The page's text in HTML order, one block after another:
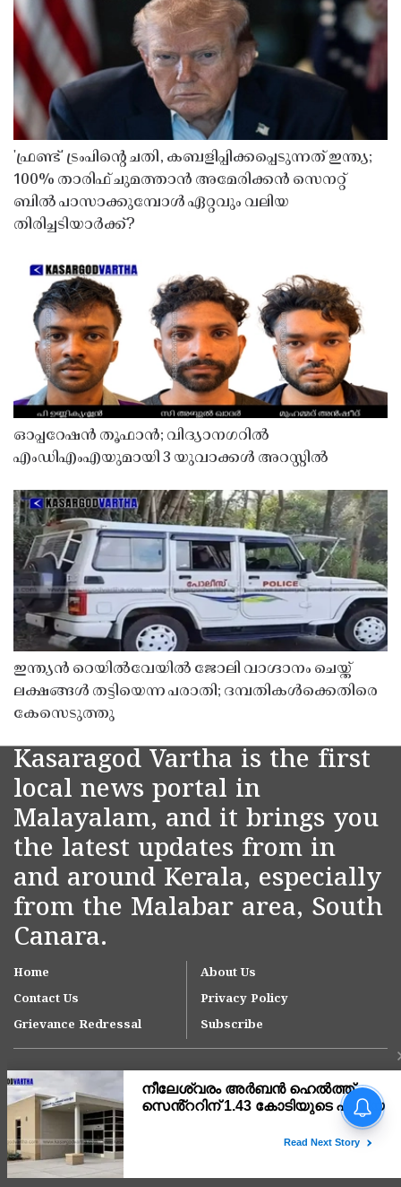
'ഫ്രണ്ട്' ട്രംപിന്റെ ചതി, കബളിപ്പിക്കപ്പെടുന്നത് ഇന്ത്യ;
100% താരിഫ് ചുമത്താൻ അമേരിക്കൻ സെനറ്റ്
ബിൽ പാസാക്കുമ്പോൾ ഏറ്റവും വലിയ
തിരിച്ചടിയാർക്ക്?
ഓപ്പറേഷൻ തൂഫാൻ; വിദ്യാനഗറിൽ
എംഡിഎംഎയുമായി 3 യുവാക്കൾ അറസ്റ്റിൽ
ഇന്ത്യൻ റെയിൽവേയിൽ ജോലി വാഗ്ദാനം ചെയ്ത്
ലക്ഷങ്ങൾ തട്ടിയെന്ന പരാതി; ദമ്പതികൾക്കെതിരെ
കേസെടുത്തു
Kasaragod Vartha is the first
local news portal in
Malayalam, and it brings you
the latest updates from in
and around Kerala, especially
from the Malabar area, South
Canara.
Home
About Us
Contact Us
Privacy Policy
Grievance Redressal
Subscribe
Copyright © 2007-